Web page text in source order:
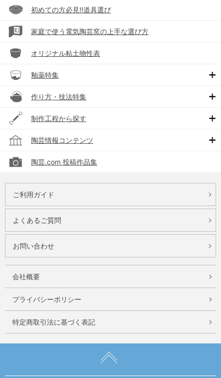
初めての方必見!!道具選び
家庭で使う電気陶芸窯の上手な選び方
オリジナル粘土物性表
釉薬特集
作り方・技法特集
制作工程から探す
陶芸情報コンテンツ
陶芸.com 投稿作品集
ご利用ガイド
よくあるご質問
お問い合わせ
会社概要
プライバシーポリシー
特定商取引法に基づく表記